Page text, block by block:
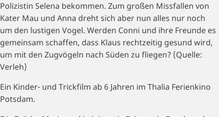
Polizistin Selena bekommen. Zum großen Missfallen von
Kater Mau und Anna dreht sich aber nun alles nur noch
um den lustigen Vogel. Werden Conni und ihre Freunde es
gemeinsam schaffen, dass Klaus rechtzeitig gesund wird,
um mit den Zugvögeln nach Süden zu fliegen? (Quelle:
Verleh)
Ein Kinder- und Trickfilm ab 6 Jahren im Thalia Ferienkino
Potsdam.